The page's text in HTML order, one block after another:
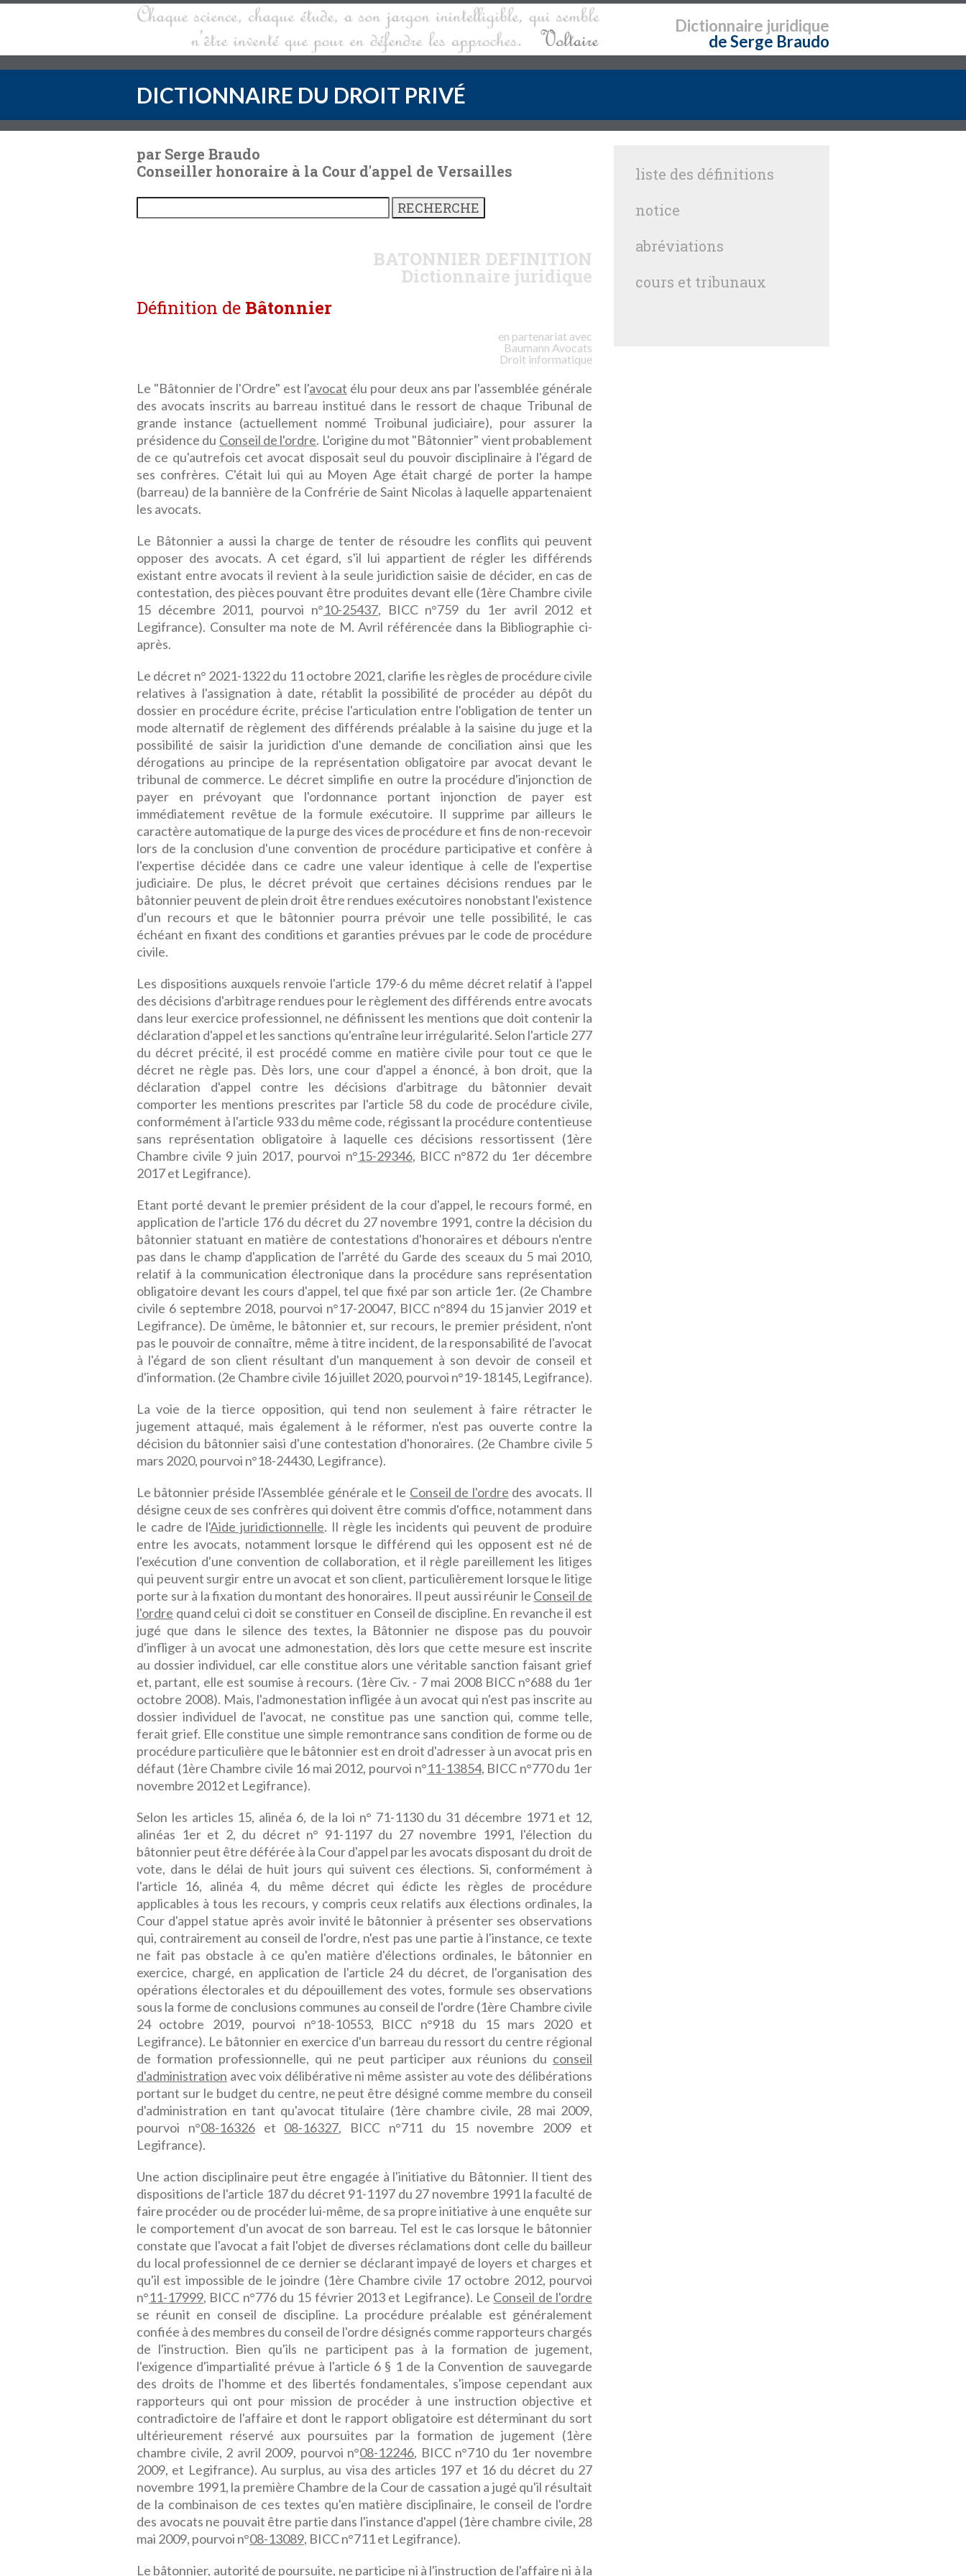
Dictionnaire juridique
de Serge Braudo
DICTIONNAIRE DU DROIT PRIVÉ
par Serge Braudo
Conseiller honoraire à la Cour d'appel de Versailles
BATONNIER DEFINITION
Dictionnaire juridique
Définition de Bâtonnier
en partenariat avec
Baumann Avocats
Droit informatique
Le "Bâtonnier de l'Ordre" est l'avocat élu pour deux ans par l'assemblée générale
des avocats inscrits au barreau institué dans le ressort de chaque Tribunal de
grande instance (actuellement nommé Troibunal judiciaire), pour assurer la
présidence du Conseil de l'ordre. L'origine du mot "Bâtonnier" vient probablement
de ce qu'autrefois cet avocat disposait seul du pouvoir disciplinaire à l'égard de
ses confrères. C'était lui qui au Moyen Age était chargé de porter la hampe
(barreau) de la bannière de la Confrérie de Saint Nicolas à laquelle appartenaient
les avocats.
Le Bâtonnier a aussi la charge de tenter de résoudre les conflits qui peuvent
opposer des avocats. A cet égard, s'il lui appartient de régler les différends
existant entre avocats il revient à la seule juridiction saisie de décider, en cas de
contestation, des pièces pouvant être produites devant elle (1ère Chambre civile
15 décembre 2011, pourvoi n°10-25437, BICC n°759 du 1er avril 2012 et
Legifrance). Consulter ma note de M. Avril référencée dans la Bibliographie ci-
après.
Le décret n° 2021-1322 du 11 octobre 2021, clarifie les règles de procédure civile
relatives à l'assignation à date, rétablit la possibilité de procéder au dépôt du
dossier en procédure écrite, précise l'articulation entre l'obligation de tenter un
mode alternatif de règlement des différends préalable à la saisine du juge et la
possibilité de saisir la juridiction d'une demande de conciliation ainsi que les
dérogations au principe de la représentation obligatoire par avocat devant le
tribunal de commerce. Le décret simplifie en outre la procédure d'injonction de
payer en prévoyant que l'ordonnance portant injonction de payer est
immédiatement revêtue de la formule exécutoire. Il supprime par ailleurs le
caractère automatique de la purge des vices de procédure et fins de non-recevoir
lors de la conclusion d'une convention de procédure participative et confère à
l'expertise décidée dans ce cadre une valeur identique à celle de l'expertise
judiciaire. De plus, le décret prévoit que certaines décisions rendues par le
bâtonnier peuvent de plein droit être rendues exécutoires nonobstant l'existence
d'un recours et que le bâtonnier pourra prévoir une telle possibilité, le cas
échéant en fixant des conditions et garanties prévues par le code de procédure
civile.
Les dispositions auxquels renvoie l'article 179-6 du même décret relatif à l'appel
des décisions d'arbitrage rendues pour le règlement des différends entre avocats
dans leur exercice professionnel, ne définissent les mentions que doit contenir la
déclaration d'appel et les sanctions qu'entraîne leur irrégularité. Selon l'article 277
du décret précité, il est procédé comme en matière civile pour tout ce que le
décret ne règle pas. Dès lors, une cour d'appel a énoncé, à bon droit, que la
déclaration d'appel contre les décisions d'arbitrage du bâtonnier devait
comporter les mentions prescrites par l'article 58 du code de procédure civile,
conformément à l'article 933 du même code, régissant la procédure contentieuse
sans représentation obligatoire à laquelle ces décisions ressortissent (1ère
Chambre civile 9 juin 2017, pourvoi n°15-29346, BICC n°872 du 1er décembre
2017 et Legifrance).
Etant porté devant le premier président de la cour d'appel, le recours formé, en
application de l'article 176 du décret du 27 novembre 1991, contre la décision du
bâtonnier statuant en matière de contestations d'honoraires et débours n'entre
pas dans le champ d'application de l'arrêté du Garde des sceaux du 5 mai 2010,
relatif à la communication électronique dans la procédure sans représentation
obligatoire devant les cours d'appel, tel que fixé par son article 1er. (2e Chambre
civile 6 septembre 2018, pourvoi n°17-20047, BICC n°894 du 15 janvier 2019 et
Legifrance). De ùmême, le bâtonnier et, sur recours, le premier président, n'ont
pas le pouvoir de connaître, même à titre incident, de la responsabilité de l'avocat
à l'égard de son client résultant d'un manquement à son devoir de conseil et
d'information. (2e Chambre civile 16 juillet 2020, pourvoi n°19-18145, Legifrance).
La voie de la tierce opposition, qui tend non seulement à faire rétracter le
jugement attaqué, mais également à le réformer, n'est pas ouverte contre la
décision du bâtonnier saisi d'une contestation d'honoraires. (2e Chambre civile 5
mars 2020, pourvoi n°18-24430, Legifrance).
Le bâtonnier préside l'Assemblée générale et le Conseil de l'ordre des avocats. Il
désigne ceux de ses confrères qui doivent être commis d'office, notamment dans
le cadre de l'Aide juridictionnelle. Il règle les incidents qui peuvent de produire
entre les avocats, notamment lorsque le différend qui les opposent est né de
l'exécution d'une convention de collaboration, et il règle pareillement les litiges
qui peuvent surgir entre un avocat et son client, particulièrement lorsque le litige
porte sur à la fixation du montant des honoraires. Il peut aussi réunir le Conseil de
l'ordre quand celui ci doit se constituer en Conseil de discipline. En revanche il est
jugé que dans le silence des textes, la Bâtonnier ne dispose pas du pouvoir
d'infliger à un avocat une admonestation, dès lors que cette mesure est inscrite
au dossier individuel, car elle constitue alors une véritable sanction faisant grief
et, partant, elle est soumise à recours. (1ère Civ. - 7 mai 2008 BICC n°688 du 1er
octobre 2008). Mais, l'admonestation infligée à un avocat qui n'est pas inscrite au
dossier individuel de l'avocat, ne constitue pas une sanction qui, comme telle,
ferait grief. Elle constitue une simple remontrance sans condition de forme ou de
procédure particulière que le bâtonnier est en droit d'adresser à un avocat pris en
défaut (1ère Chambre civile 16 mai 2012, pourvoi n°11-13854, BICC n°770 du 1er
novembre 2012 et Legifrance).
Selon les articles 15, alinéa 6, de la loi n° 71-1130 du 31 décembre 1971 et 12,
alinéas 1er et 2, du décret n° 91-1197 du 27 novembre 1991, l'élection du
bâtonnier peut être déférée à la Cour d'appel par les avocats disposant du droit de
vote, dans le délai de huit jours qui suivent ces élections. Si, conformément à
l'article 16, alinéa 4, du même décret qui édicte les règles de procédure
applicables à tous les recours, y compris ceux relatifs aux élections ordinales, la
Cour d'appel statue après avoir invité le bâtonnier à présenter ses observations
qui, contrairement au conseil de l'ordre, n'est pas une partie à l'instance, ce texte
ne fait pas obstacle à ce qu'en matière d'élections ordinales, le bâtonnier en
exercice, chargé, en application de l'article 24 du décret, de l'organisation des
opérations électorales et du dépouillement des votes, formule ses observations
sous la forme de conclusions communes au conseil de l'ordre (1ère Chambre civile
24 octobre 2019, pourvoi n°18-10553, BICC n°918 du 15 mars 2020 et
Legifrance). Le bâtonnier en exercice d'un barreau du ressort du centre régional
de formation professionnelle, qui ne peut participer aux réunions du conseil
d'administration avec voix délibérative ni même assister au vote des délibérations
portant sur le budget du centre, ne peut être désigné comme membre du conseil
d'administration en tant qu'avocat titulaire (1ère chambre civile, 28 mai 2009,
pourvoi n°08-16326et 08-16327, BICC n°711 du 15 novembre 2009 et
Legifrance).
Une action disciplinaire peut être engagée à l'initiative du Bâtonnier. Il tient des
dispositions de l'article 187 du décret 91-1197 du 27 novembre 1991 la faculté de
faire procéder ou de procéder lui-même, de sa propre initiative à une enquête sur
le comportement d'un avocat de son barreau. Tel est le cas lorsque le bâtonnier
constate que l'avocat a fait l'objet de diverses réclamations dont celle du bailleur
du local professionnel de ce dernier se déclarant impayé de loyers et charges et
qu'il est impossible de le joindre (1ère Chambre civile 17 octobre 2012, pourvoi
n°11-17999, BICC n°776 du 15 février 2013 et Legifrance). Le Conseil de l'ordre
se réunit en conseil de discipline. La procédure préalable est généralement
confiée à des membres du conseil de l'ordre désignés comme rapporteurs chargés
de l'instruction. Bien qu'ils ne participent pas à la formation de jugement,
l'exigence d'impartialité prévue à l'article 6 § 1 de la Convention de sauvegarde
des droits de l'homme et des libertés fondamentales, s'impose cependant aux
rapporteurs qui ont pour mission de procéder à une instruction objective et
contradictoire de l'affaire et dont le rapport obligatoire est déterminant du sort
ultérieurement réservé aux poursuites par la formation de jugement (1ère
chambre civile, 2 avril 2009, pourvoi n°08-12246, BICC n°710 du 1er novembre
2009, et Legifrance). Au surplus, au visa des articles 197 et 16 du décret du 27
novembre 1991, la première Chambre de la Cour de cassation a jugé qu'il résultait
de la combinaison de ces textes qu'en matière disciplinaire, le conseil de l'ordre
des avocats ne pouvait être partie dans l'instance d'appel (1ère chambre civile, 28
mai 2009, pourvoi n°08-13089, BICC n°711 et Legifrance).
Le bâtonnier, autorité de poursuite, ne participe ni à l'instruction de l'affaire ni à la
liste des définitions
notice
abréviations
cours et tribunaux